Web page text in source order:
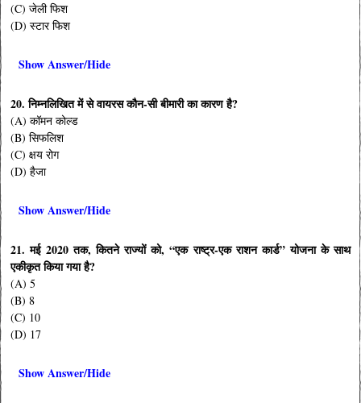
(C) जेली फिश
(D) स्टार फिश
Show Answer/Hide
20. निम्नलिखित में से वायरस कौन-सी बीमारी का कारण है?
(A) कॉमन कोल्ड
(B) सिफलिश
(C) क्षय रोग
(D) हैजा
Show Answer/Hide
21. मई 2020 तक, कितने राज्यों को, “एक राष्ट्र-एक राशन कार्ड” योजना के साथ
एकीकृत किया गया है?
(A) 5
(B) 8
(C) 10
(D) 17
Show Answer/Hide